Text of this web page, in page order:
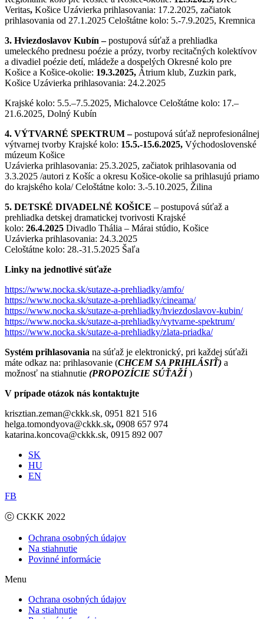
Veritas, Košice Uzávierka prihlasovania: 17.2.2025, začiatok
prihlasovania od 27.1.2025 Celoštátne kolo: 5.-7.9.2025, Kremnica
3. Hviezdoslavov Kubín –postupová súťaž a prehliadka
umeleckého prednesu poézie a prózy, tvorby recitačných kolektívov
a divadiel poézie detí, mládeže a dospelých Okresné kolo pre
Košice a Košice-okolie: 19.3.2025, Átrium klub, Zuzkin park,
Košice Uzávierka prihlasovania: 24.2.2025
Krajské kolo: 5.5.–7.5.2025, Michalovce Celoštátne kolo: 17.–
21.6.2025, Dolný Kubín
4. VÝTVARNÉ SPEKTRUM –postupová súťaž neprofesionálnej
výtvarnej tvorby Krajské kolo: 15.5.-15.6.2025, Východoslovenské
múzeum Košice
Uzávierka prihlasovania: 25.3.2025, začiatok prihlasovania od
3.3.2025 /autori z Košíc a okresu Košice-okolie sa prihlasujú priamo
do krajského kola/ Celoštátne kolo: 3.-5.10.2025, Žilina
5. DETSKÉ DIVADELNÉ KOŠICE – postupová súťaž a
prehliadka detskej dramatickej tvorivosti Krajské
kolo: 26.4.2025 Divadlo Thália – Márai stúdio, Košice
Uzávierka prihlasovania: 24.3.2025
Celoštátne kolo: 28.-31.5.2025 Šaľa
Linky na jednotlivé súťaže
https://www.nocka.sk/sutaze-a-prehliadky/amfo/
https://www.nocka.sk/sutaze-a-prehliadky/cineama/
https://www.nocka.sk/sutaze-a-prehliadky/hviezdoslavov-kubin/
https://www.nocka.sk/sutaze-a-prehliadky/vytvarne-spektrum/
https://www.nocka.sk/sutaze-a-prehliadky/zlata-priadka/
Systém prihlasovania na súťaž je elektronický, pri každej súťaži
máte odkaz na: prihlasovanie (CHCEM SA PRIHLÁSIŤ) a
možnosť na stiahnutie (PROPOZÍCIE SÚŤAŽÍ)
V prípade otázok nás kontaktujte
krisztian.zeman@ckkk.sk, 0951 821 516
helga.tomondyova@ckkk.sk, 0908 657 974
katarina.koncova@ckkk.sk, 0915 892 007
SK
HU
EN
FB
ⓒ CKKK 2022
Ochrana osobných údajov
Na stiahnutie
Povinné informácie
Menu
Ochrana osobných údajov
Na stiahnutie